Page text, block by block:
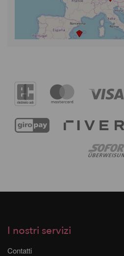
I nostri servizi
Contatti